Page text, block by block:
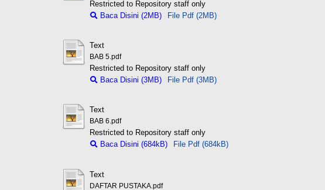
Restricted to Repository staff only
Baca Disini (2MB)
File Pdf (2MB)
Text
BAB 5.pdf
Restricted to Repository staff only
Baca Disini (3MB)
File Pdf (3MB)
Text
BAB 6.pdf
Restricted to Repository staff only
Baca Disini (684kB)
File Pdf (684kB)
Text
DAFTAR PUSTAKA.pdf